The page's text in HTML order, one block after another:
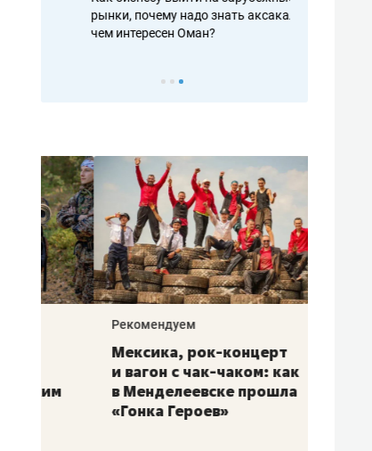
рынки, почему надо знать аксакалов и
чем интересен Оман?
Рекомендуем
Мексика, рок-концерт
и вагон с чак-чаком: как
в Менделеевске прошла
«Гонка Героев»